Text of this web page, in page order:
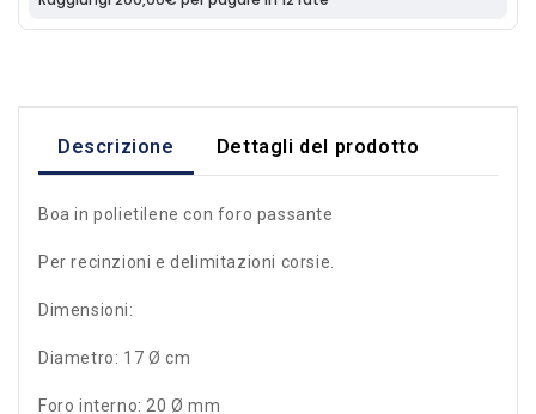
Descrizione Dettagli del prodotto
Boa in polietilene con foro passante
Per recinzioni e delimitazioni corsie.
Dimensioni:
Diametro: 17 Ø cm
Foro interno: 20 Ø mm